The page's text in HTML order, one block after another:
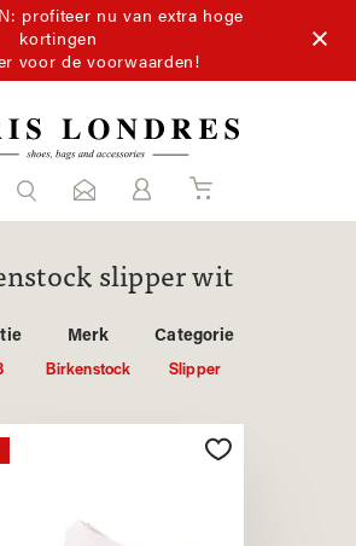
profiteer nu van extra hoge
kortingen
voor de voorwaarden!
slipper wit
Merk
Birkenstock
Categorie
Slipper